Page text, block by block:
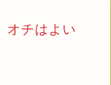
オチはよい